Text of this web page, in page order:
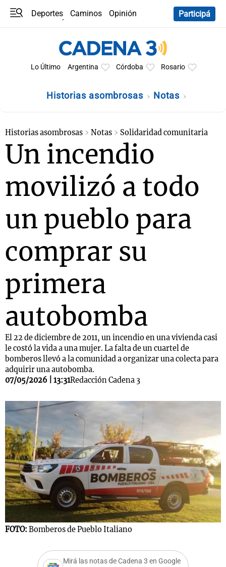
Deportes Caminos
Opinión
Participá
Lo Último Argentina Córdoba Rosario
Historias asombrosas Notas
Historias asombrosas Notas Solidaridad comunitaria
Un incendio
movilizó a todo
un pueblo para
comprar su
primera
autobomba
El 22 de diciembre de 2011, un incendio en una vivienda casi
le costó la vida a una mujer. La falta de un cuartel de
bomberos llevó a la comunidad a organizar una colecta para
adquirir una autobomba.
07/05/2026 | 13:31Redacción Cadena 3
FOTO: Bomberos de Pueblo Italiano
Mirá las notas de Cadena 3 en Google
Notas
Mundial 2026
Notas
La Sole en